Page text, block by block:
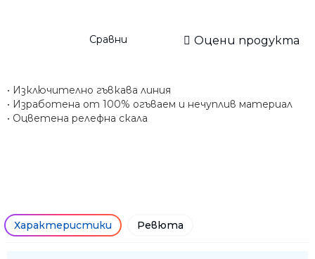
Сравни Оцени продукта
• Изключително гъвкава линия
• Изработена от 100% огъваем и нечуплив материал
• Оцветена релефна скала
Характеристики Ревюта